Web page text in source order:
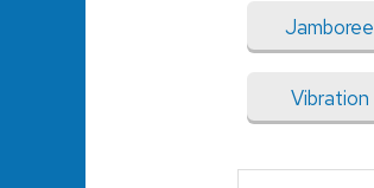
Jamboree
Vibration